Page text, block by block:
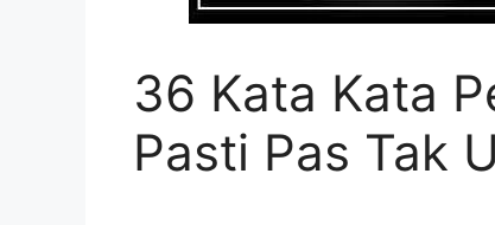
36 Kata Kata
Pasti Pas Tak